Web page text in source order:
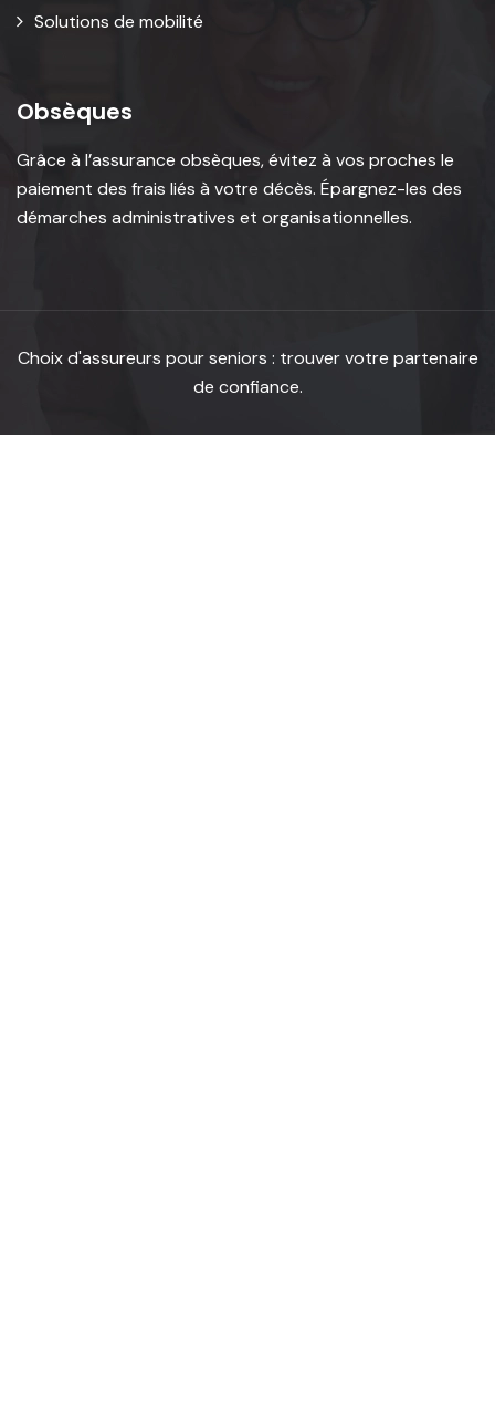
Solutions de mobilité
Obsèques
Grâce à l’assurance obsèques, évitez à vos proches le
paiement des frais liés à votre décès. Épargnez-les des
démarches administratives et organisationnelles.
Choix d'assureurs pour seniors : trouver votre partenaire
de confiance.